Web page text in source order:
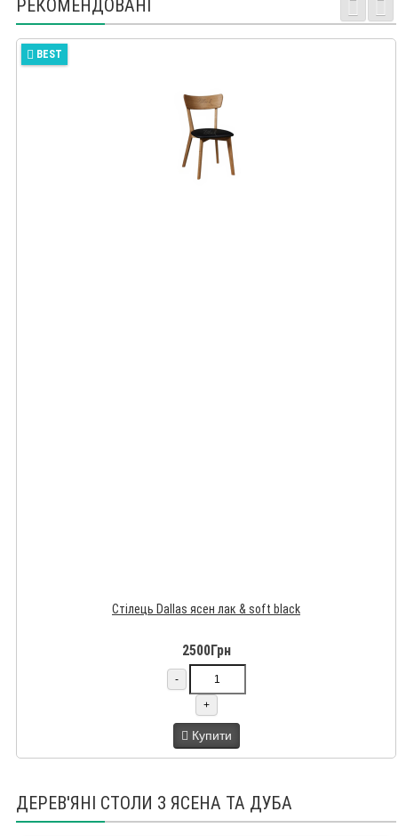
РЕКОМЕНДОВАНІ
BEST
Стілець Dallas ясен лак & soft black
2500Грн
-
+
Купити
ДЕРЕВ'ЯНІ СТОЛИ З ЯСЕНА ТА ДУБА